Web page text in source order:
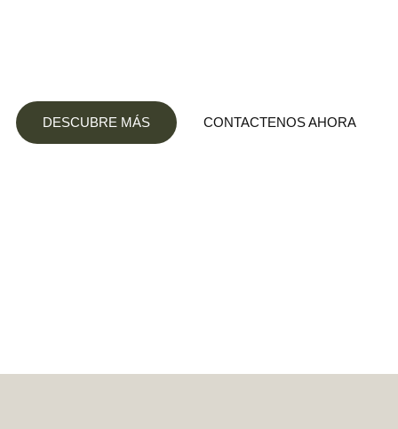
DESCUBRE MÁS CONTACTENOS AHORA